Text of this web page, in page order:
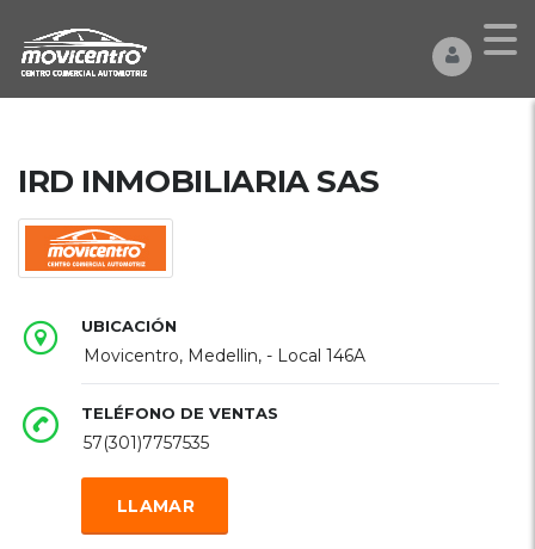
IRD INMOBILIARIA SAS
UBICACIÓN
Movicentro, Medellin, - Local 146A
TELÉFONO DE VENTAS
57(301)7757535
LLAMAR